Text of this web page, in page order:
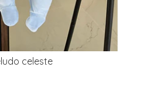
celeste